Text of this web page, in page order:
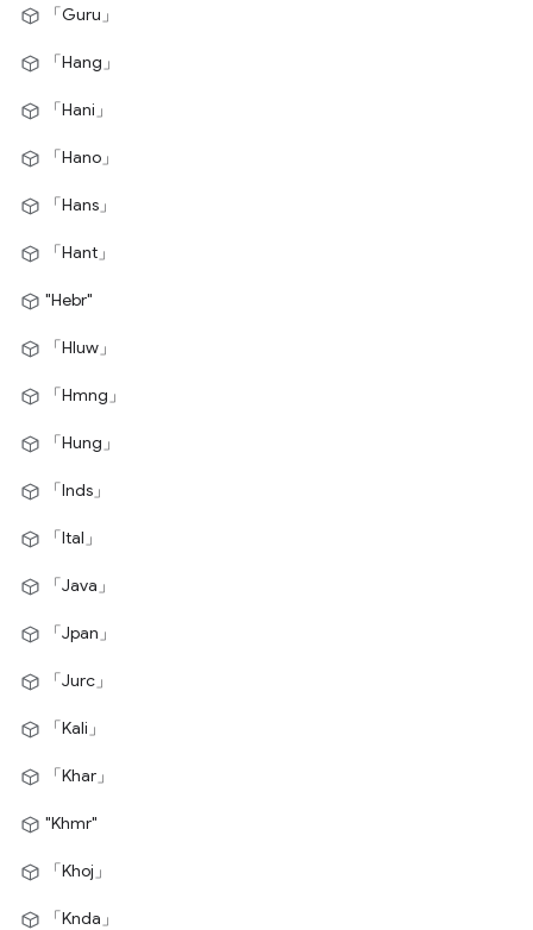
「Guru」
「Hang」
「Hani」
「Hano」
「Hans」
「Hant」
"Hebr"
「Hluw」
「Hmng」
「Hung」
「Inds」
「Ital」
「Java」
「Jpan」
「Jurc」
「Kali」
「Khar」
"Khmr"
「Khoj」
「Knda」